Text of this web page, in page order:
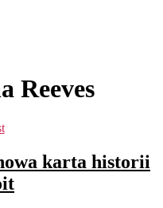
Reeves
karta historii